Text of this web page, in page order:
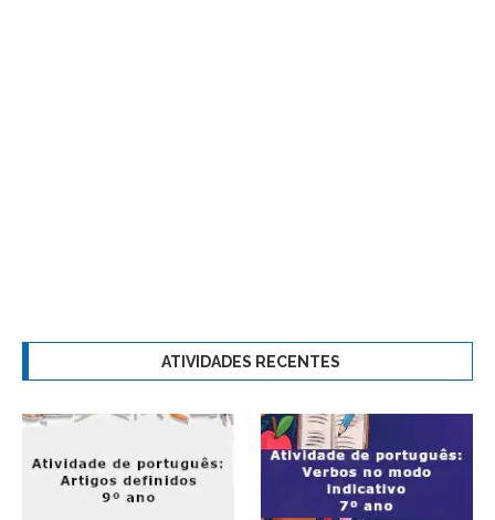
ATIVIDADES RECENTES